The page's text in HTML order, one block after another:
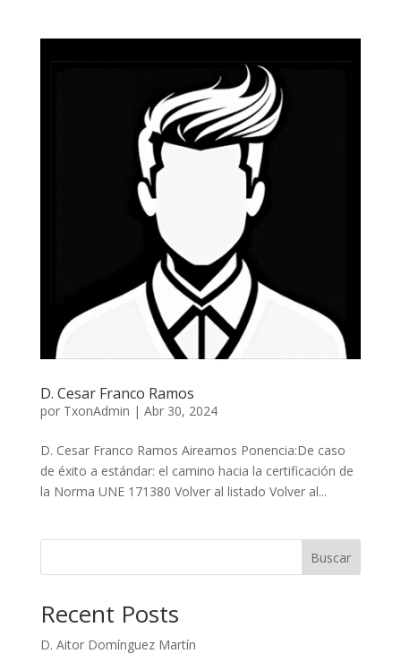
D. Cesar Franco Ramos
por TxonAdmin | Abr 30, 2024
D. Cesar Franco Ramos Aireamos Ponencia:De caso
de éxito a estándar: el camino hacia la certificación de
la Norma UNE 171380 Volver al listado Volver al...
Buscar
Recent Posts
D. Aitor Domínguez Martín